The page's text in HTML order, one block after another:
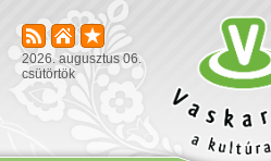
2026. augusztus 06.
csütörtök